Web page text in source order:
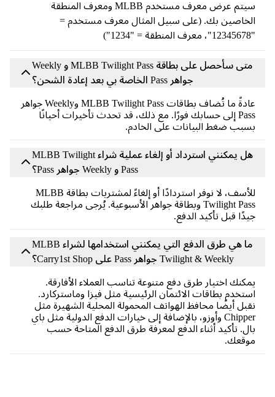
سيتم عرض معرف مستخدم MLBB ومعرف المنطقة
بك. (على سبيل المثال معرف مستخدم =
متى سأحصل على بطاقة MLBB Twilight Pass و Weekly
جواهر Pass الخاصة بي بعد إعادة الشحن؟
عادةً ما تُضاف بطاقات MLBB Twilight Pass وWeekly جواهر
Pass إلى حسابك فورًا. مع ذلك، قد تحدث تأخيرات أحيانًا
ضغط البيانات على الخادم.
هل يمكنني استرداد أو إلغاء عملية شراء MLBB Twilight
للأسف، لا نوفر استردادًا أو إلغاءً لمشتريات بطاقة MLBB
Twilight Pass وبطاقة جواهر الأسبوعية. يُرجى مراجعة طلبك
قبل تأكيد الدفع.
ما هي طرق الدفع التي يمكنني استخدامها لشراء MLBB
Twilight & Weekly جواهر Pass على Carry1st Shop؟
اختيار طرق دفع متنوعة تناسب العملاء الأفارقة.
بطاقات الائتمان الرئيسية مثل فيزا وماستركارد.
أيضًا محافظ الهواتف المحمولة المحلية الشهيرة مثل
Chipper وأوزو، بالإضافة إلى خيارات الدفع الدولية مثل باي
تأكيد أثناء الدفع لمعرفة طرق الدفع المتاحة حسب